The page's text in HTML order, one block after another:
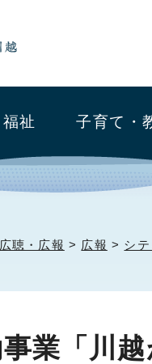
祉 子育て・
広聴・広報 > 広報 > シ
業「川